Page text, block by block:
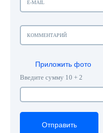
Приложить фото
Введите сумму 10 + 2
Отправить
Отправить
Отправить